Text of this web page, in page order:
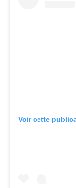
Voir cette